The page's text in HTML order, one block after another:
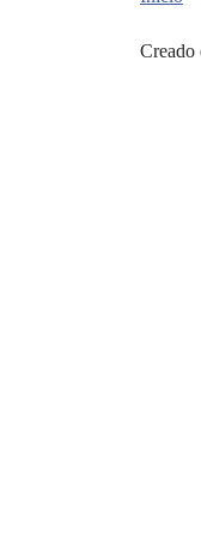
Creado